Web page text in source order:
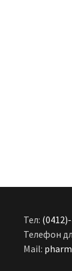
Тел:
Телефон
Mail: